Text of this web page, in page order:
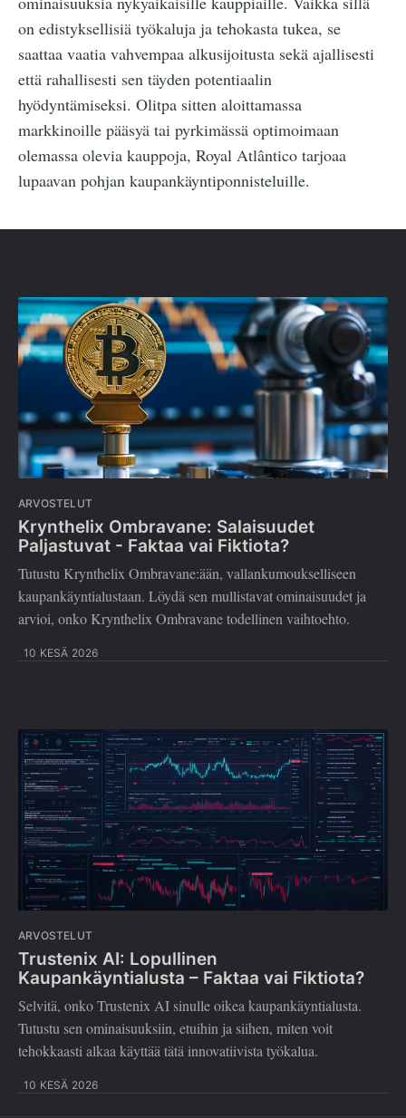
on edistyksellisiä työkaluja ja tehokasta tukea, se
saattaa vaatia vahvempaa alkusijoitusta sekä ajallisesti
että rahallisesti sen täyden potentiaalin
hyödyntämiseksi. Olitpa sitten aloittamassa
markkinoille pääsyä tai pyrkimässä optimoimaan
olemassa olevia kauppoja, Royal Atlântico tarjoaa
lupaavan pohjan kaupankäyntiponnisteluille.
ARVOSTELUT
Krynthelix Ombravane: Salaisuudet
Paljastuvat - Faktaa vai Fiktiota?
Tutustu Krynthelix Ombravane:ään, vallankumoukselliseen
kaupankäyntialustaan. Löydä sen mullistavat ominaisuudet ja
arvioi, onko Krynthelix Ombravane todellinen vaihtoehto.
10 KESÄ 2026
ARVOSTELUT
Trustenix AI: Lopullinen
Kaupankäyntialusta – Faktaa vai Fiktiota?
Selvitä, onko Trustenix AI sinulle oikea kaupankäyntialusta.
Tutustu sen ominaisuuksiin, etuihin ja siihen, miten voit
tehokkaasti alkaa käyttää tätä innovatiivista työkalua.
10 KESÄ 2026